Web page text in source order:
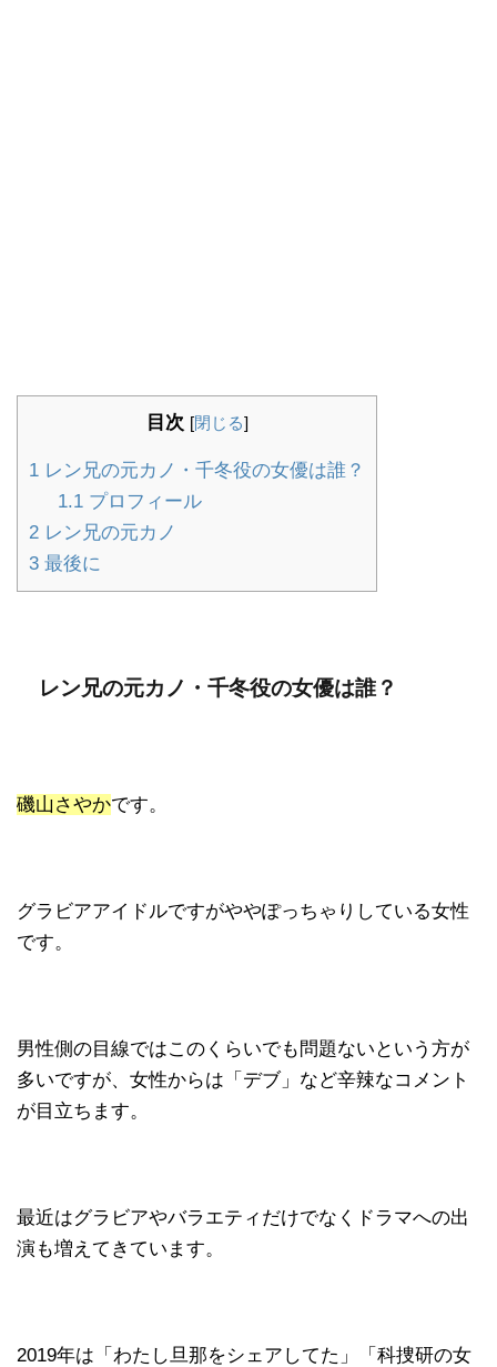
目次 [閉じる]
1 レン兄の元カノ・千冬役の女優は誰？
1.1プロフィール
2 レン兄の元カノ
3 最後に
レン兄の元カノ・千冬役の女優は誰？
磯山さやかです。
グラビアアイドルですがややぽっちゃりしている女性
です。
男性側の目線ではこのくらいでも問題ないという方が
多いですが、女性からは「デブ」など辛辣なコメント
が目立ちます。
最近はグラビアやバラエティだけでなくドラマへの出
演も増えてきています。
2019年は「わたし旦那をシェアしてた」「科捜研の女